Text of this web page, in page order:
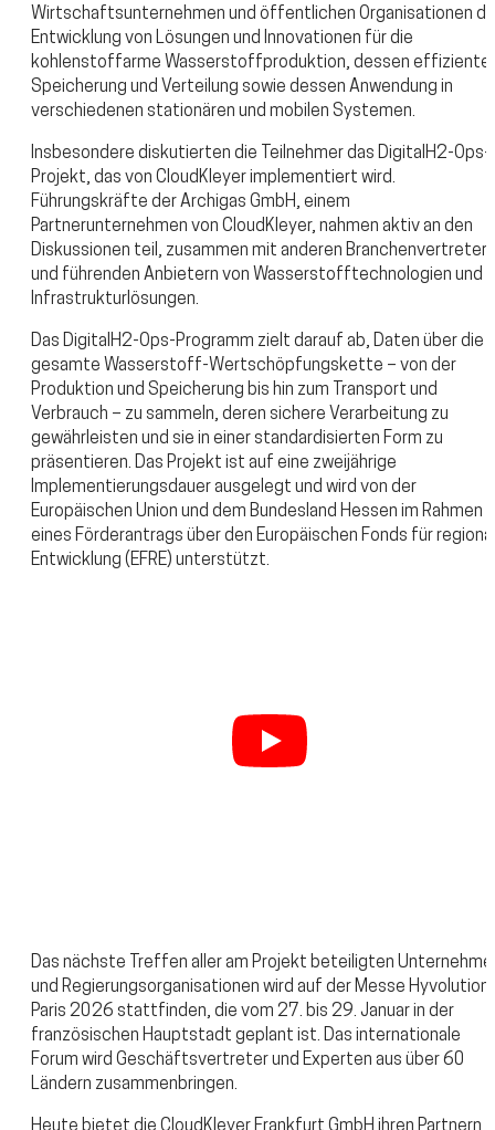
Wirtschaftsunternehmen und öffentlichen Organisationen
Entwicklung von Lösungen und Innovationen für die
kohlenstoffarme Wasserstoffproduktion, dessen effiziente
Speicherung und Verteilung sowie dessen Anwendung in
verschiedenen stationären und mobilen Systemen.
Insbesondere diskutierten die Teilnehmer das DigitalH2-Ops-
Projekt, das von CloudKleyer implementiert wird.
Führungskräfte der Archigas GmbH, einem
Partnerunternehmen von CloudKleyer, nahmen aktiv an den
Diskussionen teil, zusammen mit anderen Branchenvertretern
und führenden Anbietern von Wasserstofftechnologien und
Infrastrukturlösungen.
Das DigitalH2-Ops-Programm zielt darauf ab, Daten über die
gesamte Wasserstoff-Wertschöpfungskette – von der
Produktion und Speicherung bis hin zum Transport und
Verbrauch – zu sammeln, deren sichere Verarbeitung zu
gewährleisten und sie in einer standardisierten Form zu
präsentieren. Das Projekt ist auf eine zweijährige
Implementierungsdauer ausgelegt und wird von der
Europäischen Union und dem Bundesland Hessen im Rahmen
eines Förderantrags über den Europäischen Fonds für
Entwicklung (EFRE) unterstützt.
Das nächste Treffen aller am Projekt beteiligten
und Regierungsorganisationen wird auf der Messe Hyvolution
Paris 2026 stattfinden, die vom 27. bis 29. Januar in der
französischen Hauptstadt geplant ist. Das internationale
Forum wird Geschäftsvertreter und Experten aus über 60
Ländern zusammenbringen.
Heute bietet die CloudKleyer Frankfurt GmbH ihren Partnern